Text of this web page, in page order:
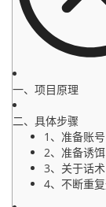
一、项目原理
二、具体步骤
1、准备账号
2、准备诱饵
3、关于话术
4、不断重